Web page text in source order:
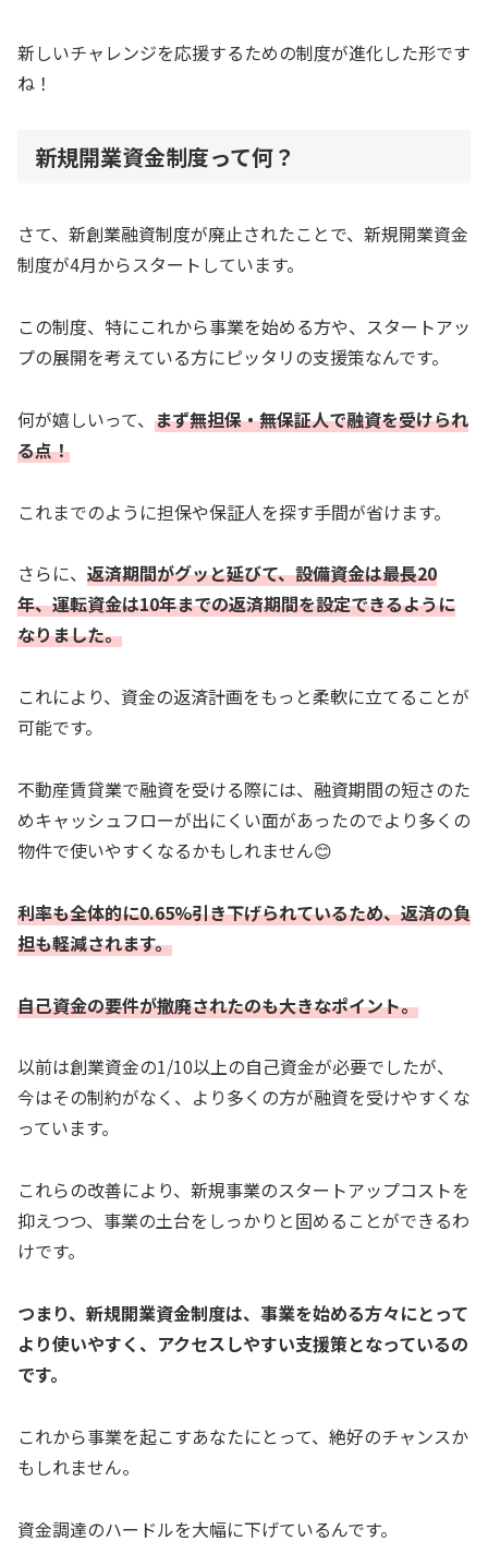
新しいチャレンジを応援するための制度が進化した形です
ね！
新規開業資金制度って何？
さて、新創業融資制度が廃止されたことで、新規開業資金
制度が4月からスタートしています。
この制度、特にこれから事業を始める方や、スタートアッ
プの展開を考えている方にピッタリの支援策なんです。
何が嬉しいって、 まず無担保・無保証人で融資を受けられ
る点！
これまでのように担保や保証人を探す手間が省けます。
さらに、 返済期間がグッと延びて、設備資金は最長20
年、運転資金は10年までの返済期間を設定できるように
なりました。
これにより、資金の返済計画をもっと柔軟に立てることが
可能です。
不動産賃貸業で融資を受ける際には、融資期間の短さのた
めキャッシュフローが出にくい面があったのでより多くの
物件で使いやすくなるかもしれません😊
利率も全体的に0.65%引き下げられているため、返済の負
担も軽減されます。
自己資金の要件が撤廃されたのも大きなポイント。
以前は創業資金の1/10以上の自己資金が必要でしたが、
今はその制約がなく、より多くの方が融資を受けやすくな
っています。
これらの改善により、新規事業のスタートアップコストを
抑えつつ、事業の土台をしっかりと固めることができるわ
けです。
つまり、新規開業資金制度は、事業を始める方々にとって
より使いやすく、アクセスしやすい支援策となっているの
です。
これから事業を起こすあなたにとって、絶好のチャンスか
もしれません。
資金調達のハードルを大幅に下げているんです。